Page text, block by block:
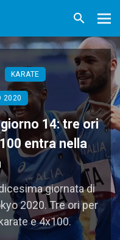
KARATE
2020
14: tre ori
entra nella
giornata di
2020. Tre ori per
e 4x100.